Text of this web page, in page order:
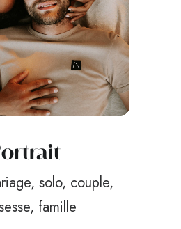
solo, couple,
famille